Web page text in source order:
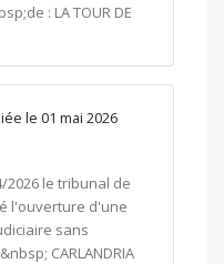
: LA TOUR DE
le 01 mai 2026
2026 le tribunal de
l'ouverture d'une
sans
CARLANDRIA